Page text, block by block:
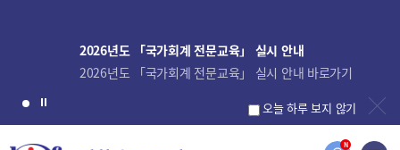
N
2026년도 「국가회계 전문교육」 실시 안내
2026년도 「국가회계 전문교육」 실시 안내 바로가기
오늘 하루 보지 않기